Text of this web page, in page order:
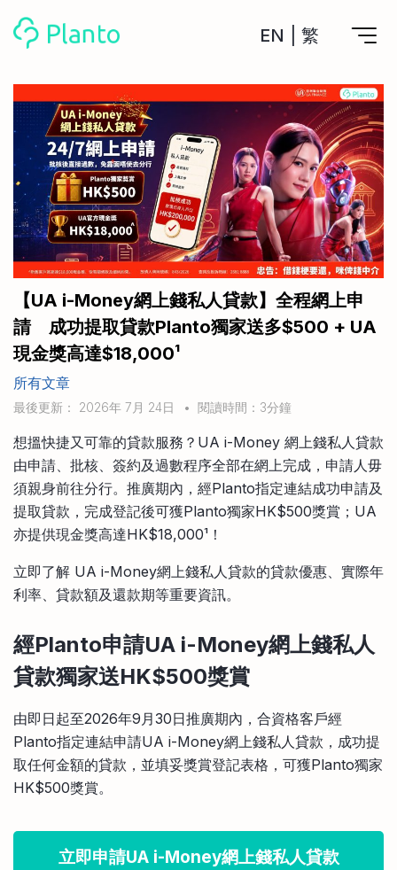
EN 繁
Planto功能
計劃買樓
計劃買樓第一步
全功能記賬
管理及分析所有戶口
管理MPF戶口
一次過管理所有強積金戶口
申請清卡數/私人貸款
CreFIT x Planto推廣優惠
工具
私人貸款
年利率/APR/年息比較
投資戶口 (美股)
比較最抵美股投資戶口
投資戶口 (港股)
比較最抵港股投資戶口
投資加密貨幣
比較最抵Crypto交易所
月供股票計劃
比較定存利率
比較各種最優惠信用卡
關於我們
Academy
Marketplace
其他網站
商業解決方案
企業服務
【UA i-Money網上錢私人貸款】全程網上申
請 成功提取貸款Planto獨家送多$500 + UA
現金獎高達$18,000¹
所有文章
最後更新： 2026年 7月 24日 • 閱讀時間：3分鐘
想搵快捷又可靠的貸款服務？UA i-Money 網上錢私人貸款
由申請、批核、簽約及過數程序全部在網上完成，申請人毋
須親身前往分行。推廣期內，經Planto指定連結成功申請及
提取貸款，完成登記後可獲Planto獨家HK$500獎賞；UA
亦提供現金獎高達HK$18,000¹！
立即了解 UA i-Money網上錢私人貸款的貸款優惠、實際年
利率、貸款額及還款期等重要資訊。
經Planto申請UA i-Money網上錢私人
貸款獨家送HK$500獎賞
由即日起至2026年9月30日推廣期內，合資格客戶經
Planto指定連結申請UA i-Money網上錢私人貸款，成功提
取任何金額的貸款，並填妥獎賞登記表格，可獲Planto獨家
HK$500獎賞。
立即申請UA i-Money網上錢私人貸款